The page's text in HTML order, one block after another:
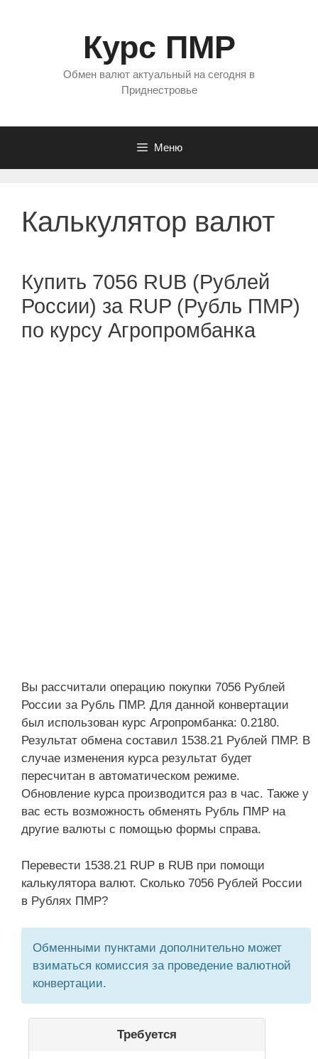
Курс ПМР
Обмен валют актуальный на сегодня в
Приднестровье
Меню
Калькулятор валют
Купить 7056 RUB (Рублей
России) за RUP (Рубль ПМР)
по курсу Агропромбанка
Вы рассчитали операцию покупки 7056 Рублей
России за Рубль ПМР. Для данной конвертации
был использован курс Агропромбанка: 0.2180.
Результат обмена составил 1538.21 Рублей ПМР. В
случае изменения курса результат будет
пересчитан в автоматическом режиме.
Обновление курса производится раз в час. Также у
вас есть возможность обменять Рубль ПМР на
другие валюты с помощью формы справа.
Перевести 1538.21 RUP в RUB при помощи
калькулятора валют. Сколько 7056 Рублей России
в Рублях ПМР?
Обменными пунктами дополнительно может
взиматься комиссия за проведение валютной
конвертации.
Требуется